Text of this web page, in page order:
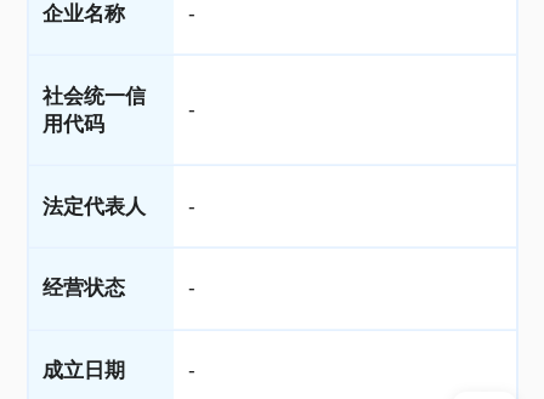
企业名称 -
社会统一信
用代码
-
法定代表人 -
经营状态 -
成立日期 -